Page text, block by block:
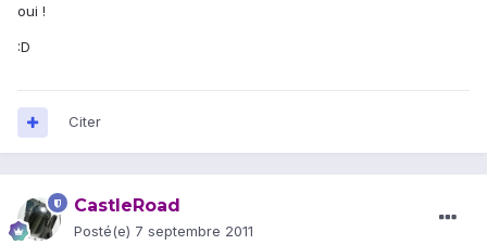
oui !
:D
Citer
CastleRoad
Posté(e) 7 septembre 2011